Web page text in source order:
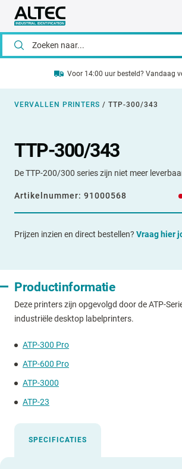
Voor 14:00 uur besteld? Vandaag
VERVALLEN PRINTERS / TTP-300/343
1/ 1
TTP-300/343
De TTP-200/300 series zijn niet meer
Artikelnummer: 91000568
Prijzen inzien en direct bestellen? Vraag hier
Productinformatie
Deze printers zijn opgevolgd door de ATP-
industriële desktop labelprinters.
ATP-300 Pro
ATP-600 Pro
ATP-3000
ATP-23
SPECIFICATIES